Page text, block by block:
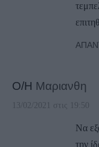
Ο/Η Μαριανθη
13/02/2021 στις 19:50
Να
την